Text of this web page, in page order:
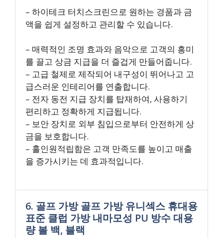
– 하이테크 터치스크린으로 원하는 경품과 금
액을 쉽게 설정하고 관리할 수 있습니다.
– 매력적인 조명 효과와 음악으로 고객의 흥미
를 끌고 상금 지급을 더 즐겁게 만들어줍니다.
– 고급 철제로 제작되어 내구성이 뛰어나고 고
급스러운 인테리어를 연출합니다.
– 전자 동전 지급 장치를 탑재하여, 사용하기
편리하고 정확하게 지급됩니다.
– 보안 장치로 외부 침입으로부터 안전하게 상
금을 보호합니다.
– 홀인원적립함은 고객 만족도를 높이고 매출
을 증가시키는 데 효과적입니다.
6. 골프 가방 골프 가방 유니섹스 휴대용
표준 클럽 가방 내마모성 PU 방수 대용
량 볼 백, 블랙